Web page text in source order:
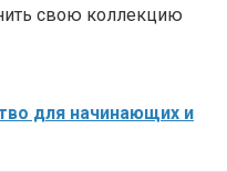
свою коллекцию
для начинающих и